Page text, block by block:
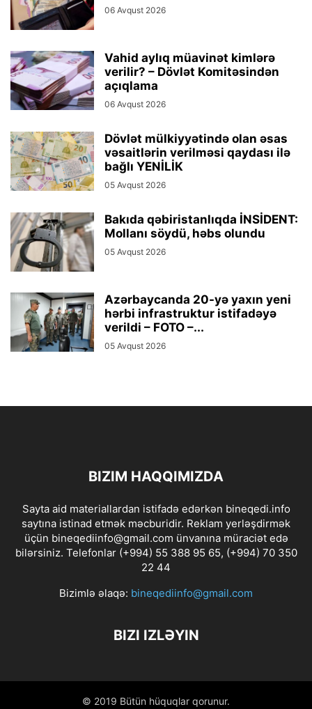
06 Avqust 2026
Vahid aylıq müavinət kimlərə
verilir? – Dövlət Komitəsindən
açıqlama
06 Avqust 2026
Dövlət mülkiyyətində olan əsas
vəsaitlərin verilməsi qaydası ilə
bağlı YENİLİK
05 Avqust 2026
Bakıda qəbiristanlıqda İNSİDENT:
Mollanı söydü, həbs olundu
05 Avqust 2026
Azərbaycanda 20-yə yaxın yeni
hərbi infrastruktur istifadəyə
verildi – FOTO –...
05 Avqust 2026
BIZIM HAQQIMIZDA
Sayta aid materiallardan istifadə edərkən bineqedi.info
saytına istinad etmək məcburidir. Reklam yerləşdirmək
üçün bineqediinfo@gmail.com ünvanına müraciət edə
bilərsiniz. Telefonlar (+994) 55 388 95 65, (+994) 70 350
22 44
Bizimlə əlaqə: bineqediinfo@gmail.com
BIZI IZLƏYIN
© 2019 Bütün hüquqlar qorunur.